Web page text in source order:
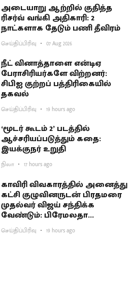
அடையாறு ஆற்றில் குதித்த
ரிசர்வ் வங்கி அதிகாரி: 2
நாட்களாக தேடும் பணி தீவிரம்
செய்திப்பிரிவு 07 Aug 2026
நீட் வினாத்தாளை என்டிஏ
பேராசிரியர்களே விற்றனர்:
சிபிஐ குற்றப் பத்திரிகையில்
தகவல்
செய்திப்பிரிவு 19 hours ago
‘மூடர் கூடம் 2’ படத்தில்
ஆச்சரியப்படுத்​தும் கதை:
இயக்குநர் உறுதி
நிலா 17 hours ago
காவிரி விவகாரத்தில் அனைத்து
கட்சி குழுவினருடன் பிரதமரை
முதல்வர் விஜய் சந்திக்க
வேண்டும்: பிரேமலதா
யோசனை
செய்திப்பிரிவு 19 hours ago